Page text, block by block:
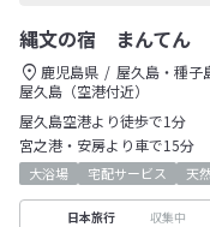
縄文の宿 まんてん
鹿児島県
屋久島・種子
屋久島（空港付近）
屋久島空港より徒歩で1分
宮之港・安房より車で15分
大浴場 宅配サービス 天
日本旅行 収集中